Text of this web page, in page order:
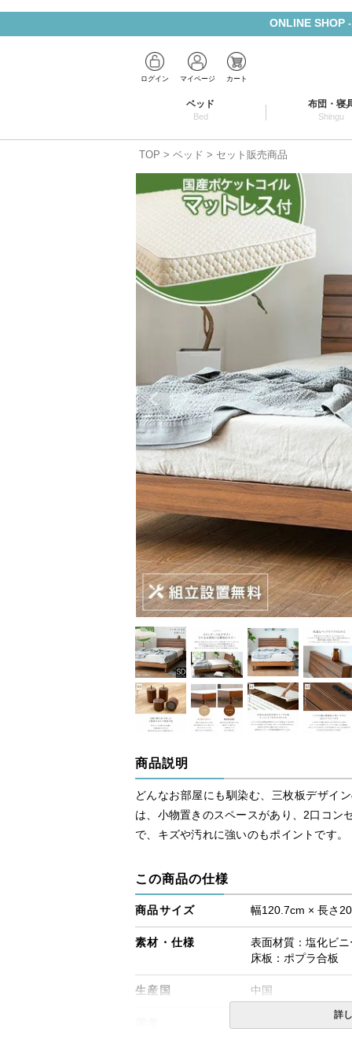
ONLINE SHOP
ログイン マイページ カート
ベッド
Bed
布団・寝
Shingu
TOP ベッド セット販売商品
商品説明
どんなお部屋にも馴染む、三枚板デザイ
は、小物置きのスペースがあり、2口コン
で、キズや汚れに強いのもポイントです。
この商品の仕様
商品サイズ 幅120.7cm × 長さ
素材・仕様
表面材質：塩化ビ
床板：ポプラ合板
生産国 中国
・配送日指定OK！
詳